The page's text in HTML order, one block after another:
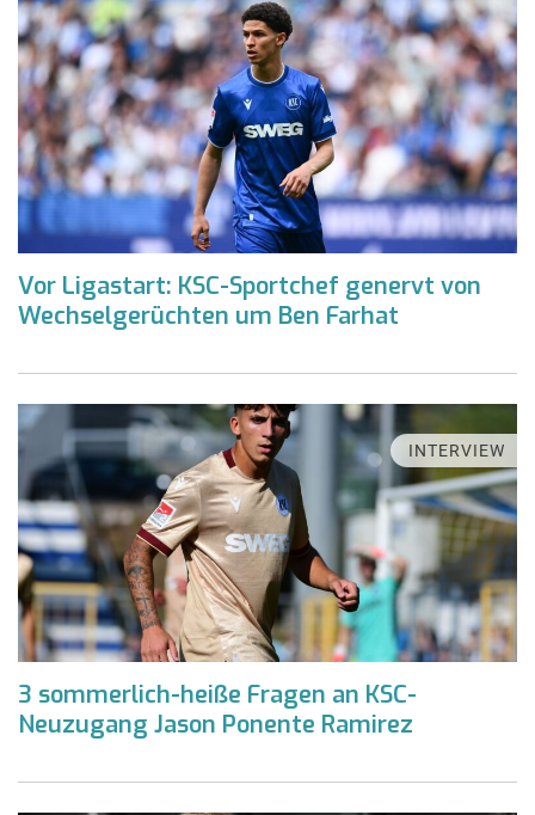
Vor Ligastart: KSC-Sportchef genervt von
Wechselgerüchten um Ben Farhat
INTERVIEW
3 sommerlich-heiße Fragen an KSC-
Neuzugang Jason Ponente Ramirez